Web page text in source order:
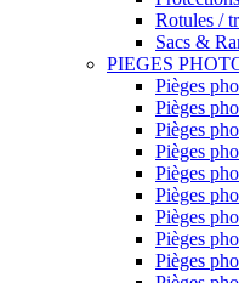
Rotules /
Sacs &
PIEGES
Pièges
Pièges
Pièges
Pièges
Pièges
Pièges
Pièges
Pièges
Pièges